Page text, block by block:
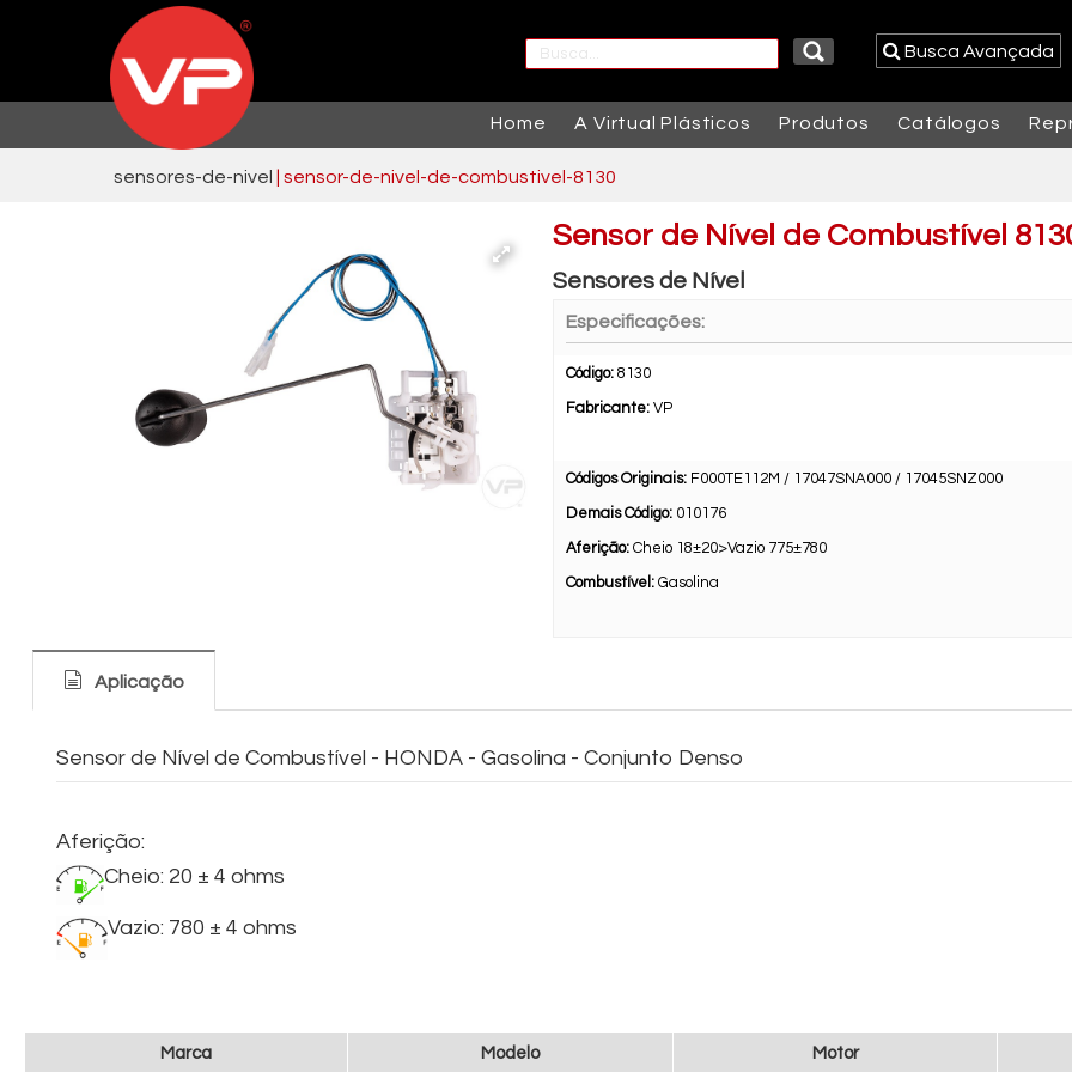
Busca Avançada
Home A Virtual Plásticos Produtos Catálogos
sensores-de-nivel | sensor-de-nivel-de-combustivel-8130
Sensor de Nível de Combustível
Sensores de Nível
Especificações:
Código: 8130
Fabricante: VP
Códigos Originais: F000TE112M / 17047SNA000 / 17045SNZ000
Demais Código: 010176
Aferição: Cheio 18±20>Vazio 775±780
Combustível: Gasolina
Aplicação
Sensor de Nível de Combustível - HONDA - Gasolina - Conjunto Denso
Aferição:
Cheio: 20 ± 4 ohms
Vazio: 780 ± 4 ohms
Marca Modelo Motor